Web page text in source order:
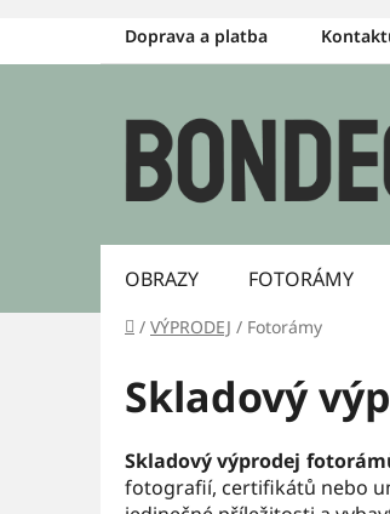
obsah
Doprava a platba
OBRAZY FOTORÁMY
Domů
/ VÝPRODEJ / Fotorámy
Skladový
Skladový výprodej
fotografií, certifikátů nebo